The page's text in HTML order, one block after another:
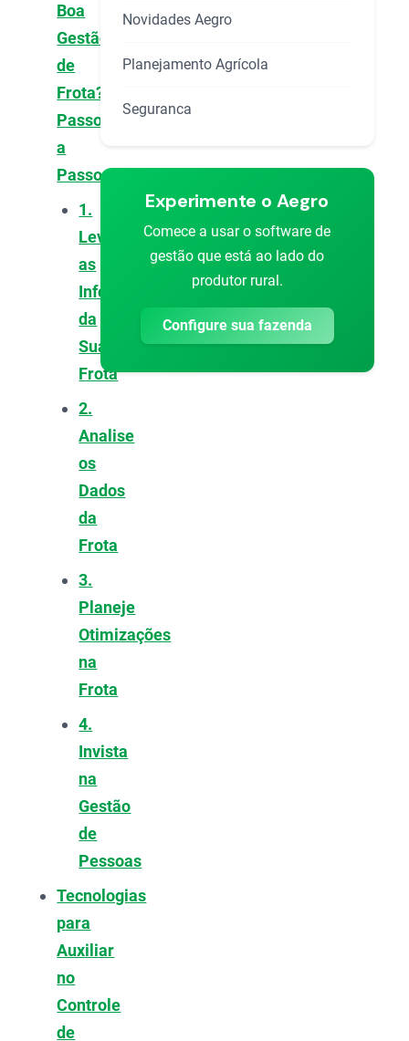
Boa
Gestão
de
Frota?
Passo
a
Passo
1.
Levante
as
Informações
da
Sua
Frota
2.
Analise
os
Dados
da
Frota
3.
Planeje
Otimizações
na
Frota
4.
Invista
na
Gestão
de
Pessoas
Tecnologias
para
Auxiliar
no
Controle
de
Novidades Aegro
Planejamento Agrícola
Seguranca
Experimente o Aegro
Comece a usar o software de
gestão que está ao lado do
produtor rural.
Configure sua fazenda